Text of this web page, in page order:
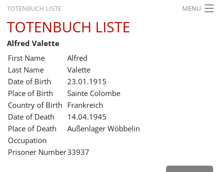
TOTENBUCH LISTE MENU
STARTSEITE
AUSSTELLUNGEN
GESCHICHTE
BILDUNG
FORSCHUNG
SERVICE
Leichte Sprache
TOTENBUCH LISTE
Alfred Valette
First Name
Alfred
Last Name
Valette
Date of Birth
23.01.1915
Place of Birth
Sainte Colombe
Country of Birth Frankreich
Date of Death
14.04.1945
Place of Death
Außenlager Wöbbelin
Occupation
Prisoner Number33937